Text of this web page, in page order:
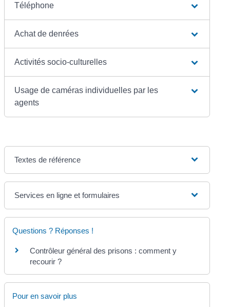
Téléphone
Achat de denrées
Activités socio-culturelles
Usage de caméras individuelles par les
agents
Textes de référence
Services en ligne et formulaires
Questions ? Réponses !
Contrôleur général des prisons : comment y
recourir ?
Pour en savoir plus